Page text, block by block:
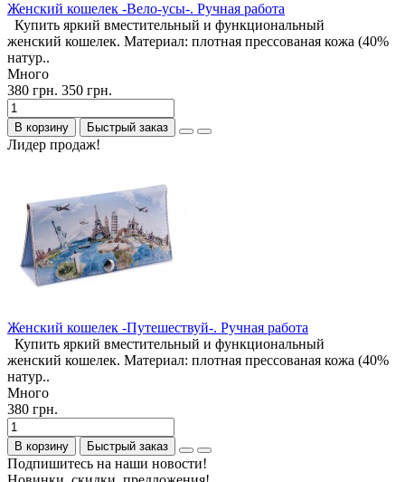
Женский кошелек -Вело-усы-. Ручная работа
Купить яркий вместительный и функциональный
женский кошелек. Материал: плотная прессованая кожа (40%
натур..
Много
380 грн. 350 грн.
В корзину Быстрый заказ
Лидер продаж!
Женский кошелек -Путешествуй-. Ручная работа
Купить яркий вместительный и функциональный
женский кошелек. Материал: плотная прессованая кожа (40%
натур..
Много
380 грн.
В корзину Быстрый заказ
Подпишитесь на наши новости!